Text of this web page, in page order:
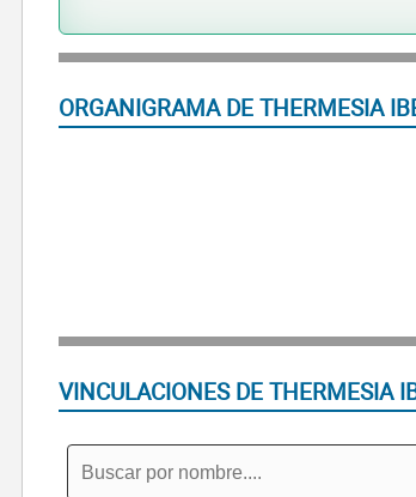
ORGANIGRAMA DE THERMESIA
VINCULACIONES DE THERMESIA